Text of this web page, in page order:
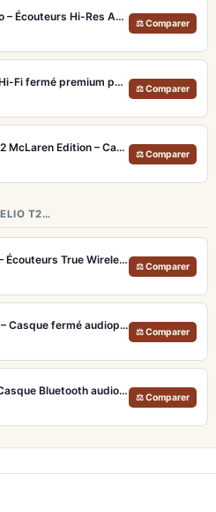
Soundcore Liberty 4 Pro – Écouteurs Hi-Res ANC 7 Capteurs et Fast Charge
⚖ Comparer
Meze Strada – Casque Hi-Fi fermé premium pour écoute immersive
⚖ Comparer
Bowers & Wilkins Px8 S2 McLaren Edition – Casque ANC hi-fi luxe et son de référence
⚖ Comparer
T2…
Technics EAH-AZ100E – Écouteurs True Wireless Hi-Res avec ANC adaptative et Dolby Atmos
⚖ Comparer
Final Audio DX3000 CL – Casque fermé audiophile 4.4mm symétrique
⚖ Comparer
Sennheiser HDB 630 – Casque Bluetooth audiophile 60h avec ANC adaptative
⚖ Comparer